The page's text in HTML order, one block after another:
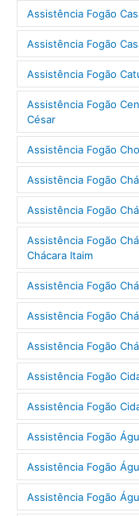
Assistência Fogão
Assistência Fogão
Assistência Fogão
Assistência Fogão
César
Assistência Fogão
Assistência Fogão
Assistência Fogão
Assistência Fogão
Chácara Itaim
Assistência Fogão
Assistência Fogão
Assistência Fogão
Assistência Fogão
Assistência Fogão
Assistência Fogão
Assistência Fogão
Assistência Fogão